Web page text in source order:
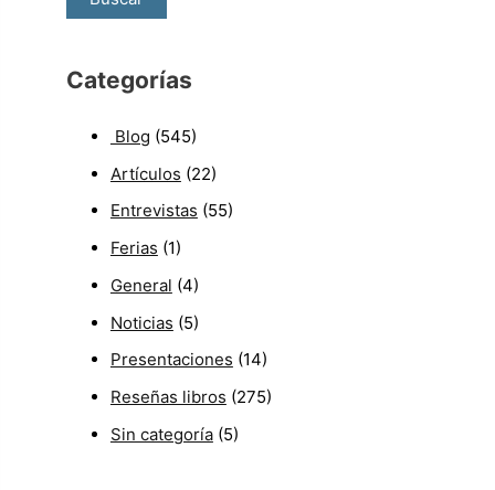
Categorías
Blog (545)
Artículos (22)
Entrevistas (55)
Ferias (1)
General (4)
Noticias (5)
Presentaciones (14)
Reseñas libros (275)
Sin categoría(5)